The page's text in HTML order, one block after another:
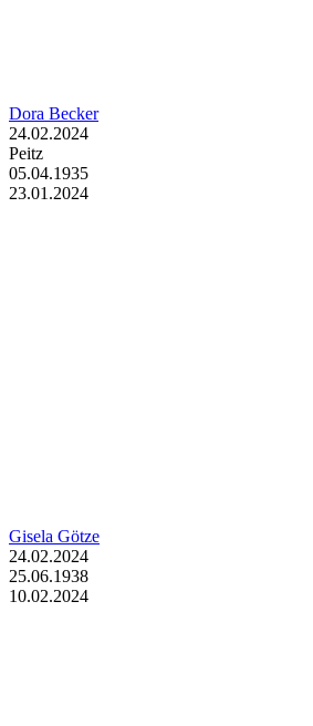
Dora Becker
24.02.2024
Peitz
05.04.1935
23.01.2024
Gisela Götze
24.02.2024
25.06.1938
10.02.2024